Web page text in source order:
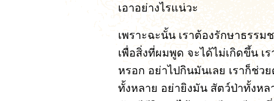
เอาอย่างไรแน่วะ
เพราะฉะนั้น เราต้องรักษาธรร
เพื่อสิ่งที่ผมพูด จะได้ไม่เกิดขึ้น เ
หรอก อย่าไปกินมันเลย เราก็ช่
ทั้งหลาย อย่ายิงมัน สัตว์ป่าทั้งห